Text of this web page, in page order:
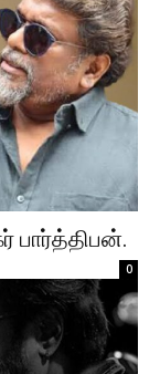
பார்த்திபன்.
0